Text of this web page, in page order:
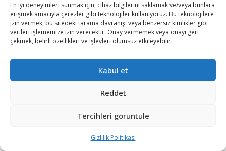
En iyi deneyimleri sunmak için, cihaz bilgilerini saklamak ve/veya bunlara
erişmek amacıyla çerezler gibi teknolojiler kullanıyoruz. Bu teknolojilere
izin vermek, bu sitedeki tarama davranışı veya benzersiz kimlikler gibi
verileri işlememize izin verecektir. Onay vermemek veya onayı geri
çekmek, belirli özellikleri ve işlevleri olumsuz etkileyebilir.
Kabul et
Reddet
Tercihleri görüntüle
Gizlilik Politikası
+90 530 308 17 96
iletisim@savunmatr.com